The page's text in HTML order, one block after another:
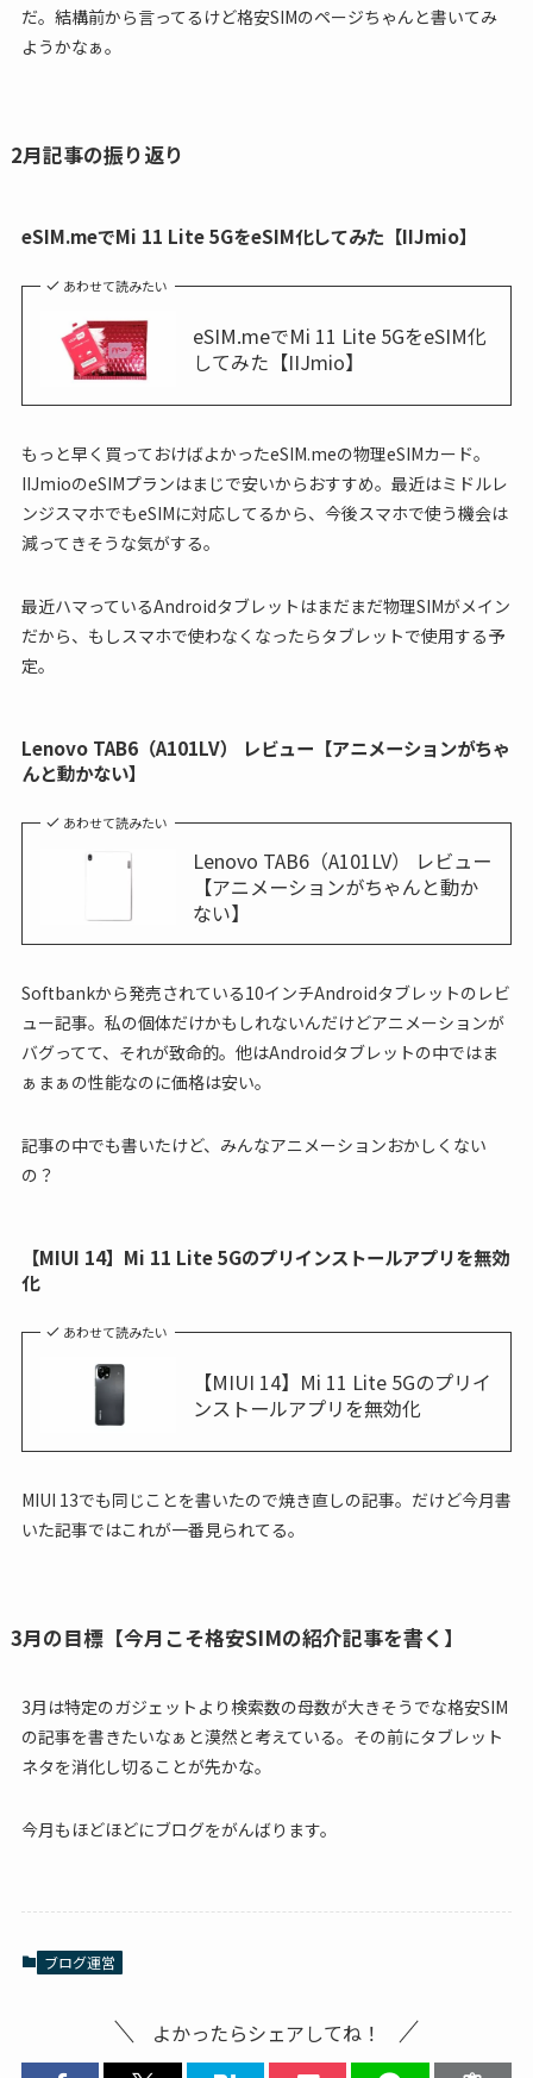
だ。結構前から言ってるけど格安SIMのページちゃんと書いてみ
ようかなぁ。
2月記事の振り返り
eSIM.meでMi 11 Lite 5GをeSIM化してみた【IIJmio】
あわせて読みたい
eSIM.meでMi 11 Lite 5GをeSIM化
してみた【IIJmio】
もっと早く買っておけばよかったeSIM.meの物理eSIMカード。
IIJmioのeSIMプランはまじで安いからおすすめ。最近はミドルレ
ンジスマホでもeSIMに対応してるから、今後スマホで使う機会は
減ってきそうな気がする。
最近ハマっているAndroidタブレットはまだまだ物理SIMがメイン
だから、もしスマホで使わなくなったらタブレットで使用する予
定。
Lenovo TAB6（A101LV） レビュー【アニメーションがちゃ
んと動かない】
あわせて読みたい
Lenovo TAB6（A101LV） レビュー
【アニメーションがちゃんと動か
ない】
Softbankから発売されている10インチAndroidタブレットのレビ
ュー記事。私の個体だけかもしれないんだけどアニメーションが
バグってて、それが致命的。他はAndroidタブレットの中ではま
ぁまぁの性能なのに価格は安い。
記事の中でも書いたけど、みんなアニメーションおかしくない
の？
【MIUI 14】Mi 11 Lite 5Gのプリインストールアプリを無効
化
あわせて読みたい
【MIUI 14】Mi 11 Lite 5Gのプリイ
ンストールアプリを無効化
MIUI 13でも同じことを書いたので焼き直しの記事。だけど今月書
いた記事ではこれが一番見られてる。
3月の目標【今月こそ格安SIMの紹介記事を書く】
3月は特定のガジェットより検索数の母数が大きそうでな格安SIM
の記事を書きたいなぁと漠然と考えている。その前にタブレット
ネタを消化し切ることが先かな。
今月もほどほどにブログをがんばります。
ブログ運営
よかったらシェアしてね！